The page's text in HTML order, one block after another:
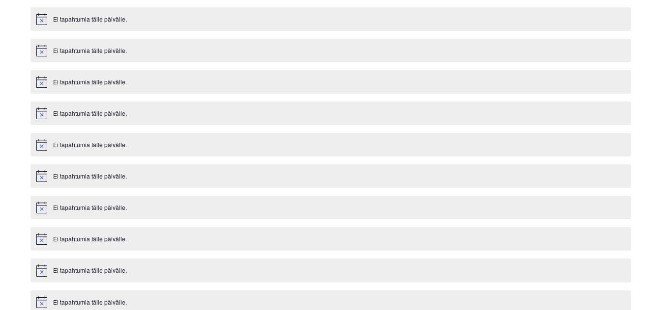
Notice Ei tapahtumia tälle päivälle.
Notice Ei tapahtumia tälle päivälle.
Notice Ei tapahtumia tälle päivälle.
Notice Ei tapahtumia tälle päivälle.
Notice Ei tapahtumia tälle päivälle.
Notice Ei tapahtumia tälle päivälle.
Notice Ei tapahtumia tälle päivälle.
Notice Ei tapahtumia tälle päivälle.
Notice Ei tapahtumia tälle päivälle.
Notice Ei tapahtumia tälle päivälle.